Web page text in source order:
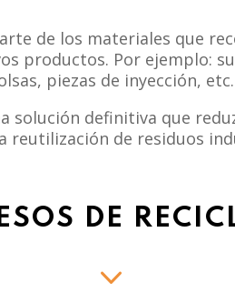
de los materiales que
productos. Por ejemplo:
piezas de inyección, etc.
solución definitiva que
reutilización de residuos
DE
3